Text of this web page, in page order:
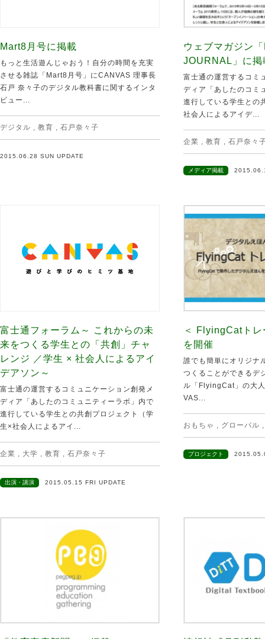
Mart8月号に掲載
もっと生活遊んじゃおう！自分の時間を充実
させる雑誌「Mart8月号」にCANVAS 理事長
石戸 奈々子のデジタル教科書に関するインタ
ビュー...
デジタル , 教育 , 石戸奈々子
2015.06.28 SUN UPDATE
ウェブマガジン
JOURNAL」に掲
富士通の運営するコミ
ディア「あしたのコミ
進行している学生との
社会人によるアイデ...
企業 , 教育 , 石戸奈々
メディア掲載
富士通フォーラム～ これからの未
来をつくる学生との「共創」チャ
レンジ ／学生 × 社会人によるアイ
デアソン～
富士通の運営するコミュニケーション創発メ
ディア「あしたのコミュニティーラボ」内で
進行している学生との共創プロジェクト（学
生×社会人によるアイ...
企業 , 大学 , 教育 , 石戸奈々子
出演・講演 2015.05.15 FRI UPDATE
＜ FlyingCatト
を開催
誰でも簡単にオリジナ
つくることができるデ
ル「FlyingCat」の大
VAS...
おもちゃ , グローバル
プロジェクト